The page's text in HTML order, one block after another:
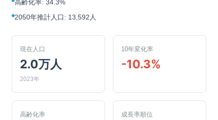
高齢化率: 34.3%
2050年推計人口: 13,592人
現在人口
2.0万人
2023年
10年変化率
-10.3%
高齢化率 成長率順位